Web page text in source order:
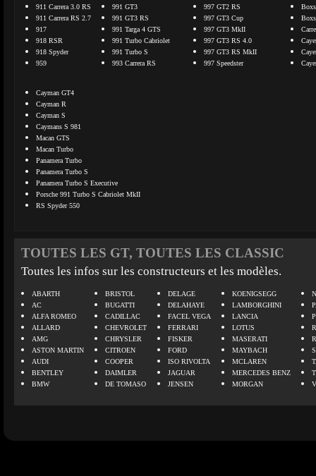
911 Carrera 3.0 RS
911 Carrera RS 2.7
917
918 RSR
918 Spyder
959
991 GT3
991 GT3 RS
991 Targa 4 GTS
991 Turbo Cabriolet
991 Turbo S
993 Carrera RS
997 GT2 RS
997 GT3 Cup
997 GT3 MkII
997 GT3 RS 4.0
997 GT3 RS MkII
997 Speedster
Cayman GT4
Cayman R
Cayman S
Caymans S 981
Macan GTS
Macan Turbo
Panamera Turbo
Panamera Turbo S
Panamera Turbo S Executive
Porsche 991 Turbo S Cabriolet MkII
RS Spyder 550
TOUTES LES GT, TOUTES LES CLASSIC
Toutes les infos sur les constructeurs et les modèles.
ABARTH
AC
ALFA ROMEO
ALLARD
AMG
ASTON MARTIN
AUDI
BENTLEY
BMW
BRISTOL
BUGATTI
CADILLAC
CHEVROLET
CHRYSLER
CITROEN
COOPER
DAIMLER
DE TOMASO
DELAGE
DELAHAYE
FACEL VEGA
FERRARI
FISKER
FORD
ISO RIVOLTA
JAGUAR
JENSEN
KOENIGSEGG
LAMBORGHINI
LANCIA
LOTUS
MASERATI
MAYBACH
MCLAREN
MERCEDES BENZ
MORGAN